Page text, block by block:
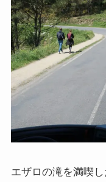
エザロの滝を満喫